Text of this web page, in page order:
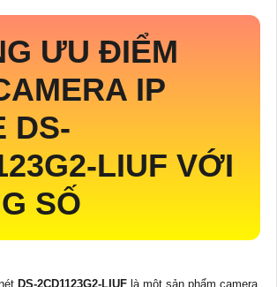
ƯU ĐIỂM
IP
DS-
LIUF VỚI
SỐ
DS-2CD1123G2-LIUF là một sản phẩm camera